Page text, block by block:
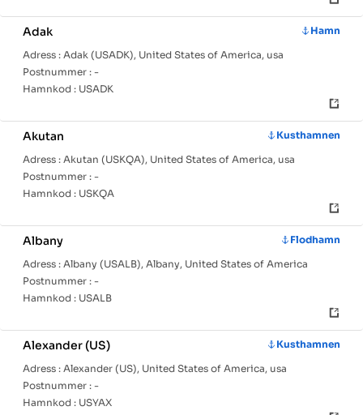
Adak
Hamn
Adress : Adak (USADK), United States of America, usa
Postnummer : -
Hamnkod : USADK
Akutan
Kusthamnen
Adress : Akutan (USKQA), United States of America, usa
Postnummer : -
Hamnkod : USKQA
Albany
Flodhamn
Adress : Albany (USALB), Albany, United States of America
Postnummer : -
Hamnkod : USALB
Alexander (US)
Kusthamnen
Adress : Alexander (US), United States of America, usa
Postnummer : -
Hamnkod : USYAX